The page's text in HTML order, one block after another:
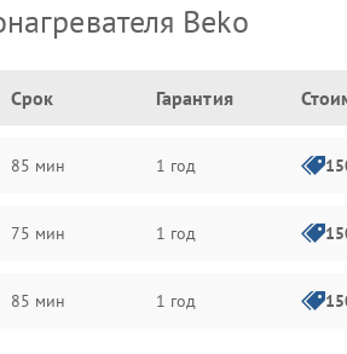
Beko
Срок Гарантия
85 мин 1 год
75 мин 1 год
85 мин 1 год